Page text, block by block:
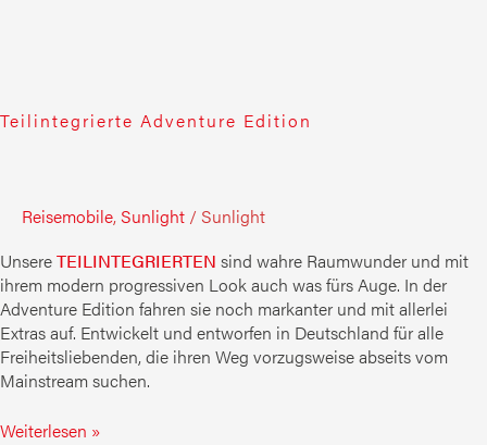
Teilintegrierte Adventure Edition
Reisemobile, Sunlight / Sunlight
UnsereTEILINTEGRIERTEN sind wahre Raumwunder und mit
ihrem modern progressiven Look auch was fürs Auge. In der
Adventure Edition fahren sie noch markanter und mit allerlei
Extras auf. Entwickelt und entworfen in Deutschland für alle
Freiheitsliebenden, die ihren Weg vorzugsweise abseits vom
Mainstream suchen.
Weiterlesen »